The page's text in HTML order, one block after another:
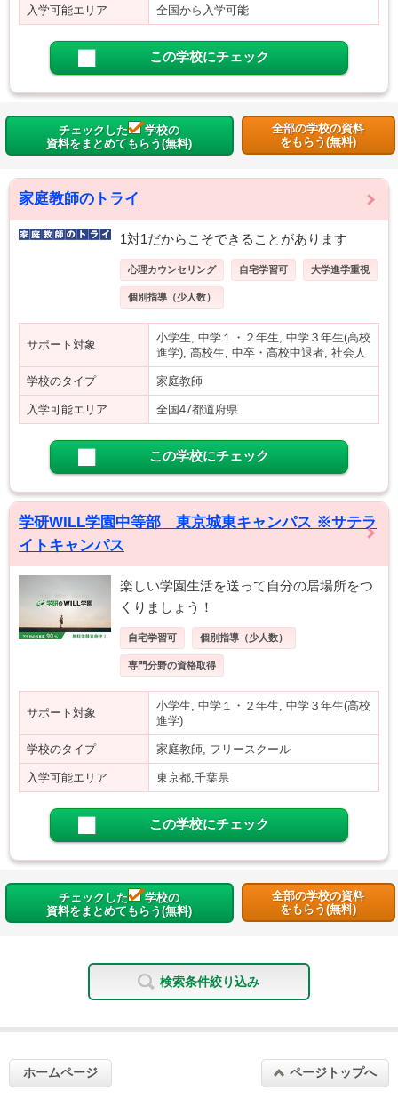
入学可能エリア 全国から入学可能
この学校にチェック
チェックした
学校の
資料をまとめてもらう(無料)
全部の学校の資料
をもらう(無料)
家庭教師のトライ
1対1だからこそできることがあります
心理カウンセリング 自宅学習可 大学進学重視
個別指導（少人数）
サポート対象
小学生, 中学１・２年生, 中学３年生(高校
進学), 高校生, 中卒・高校中退者, 社会人
学校のタイプ 家庭教師
入学可能エリア 全国47都道府県
この学校にチェック
学研WILL学園中等部 東京城東キャンパス ※サテラ
イトキャンパス
楽しい学園生活を送って自分の居場所をつ
くりましょう！
自宅学習可 個別指導（少人数）
専門分野の資格取得
サポート対象
小学生, 中学１・２年生, 中学３年生(高校
進学)
学校のタイプ 家庭教師, フリースクール
入学可能エリア 東京都,千葉県
この学校にチェック
チェックした
学校の
資料をまとめてもらう(無料)
全部の学校の資料
をもらう(無料)
検索条件絞り込み
ホームページ ページトップへ